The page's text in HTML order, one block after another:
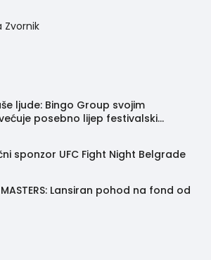
Zvornik
ljude: Bingo Group svojim
posebno lijep festivalski
sponzor UFC Fight Night Belgrade
MASTERS: Lansiran pohod na fond od